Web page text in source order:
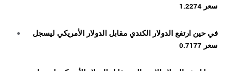
سعر 1.2274
في حين ارتفع الدولار الكندي مقابل الدولار الأمريكي ليسجل
سعر 0.7177